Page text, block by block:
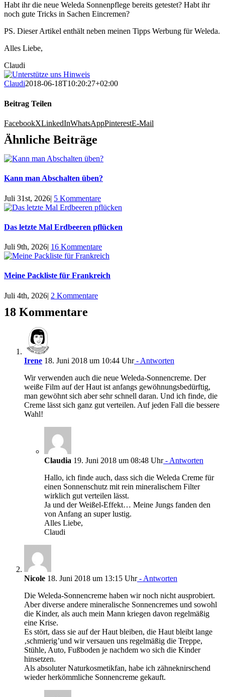
Habt ihr die neue Weleda Sonnenpflege bereits getestet? Habt ihr
noch gute Tricks in Sachen Eincremen?
PS. Dieser Artikel enthält neben meinen Tipps Werbung für Weleda.
Alles Liebe,
Claudi
Claudi2018-06-18T10:20:27+02:00
Beitrag Teilen
FacebookXLinkedInWhatsAppPinterestE-Mail
Ähnliche Beiträge
Kann man Abschalten üben?
Juli 31st, 2026| 5 Kommentare
Das letzte Mal Erdbeeren pflücken
Juli 9th, 2026| 16 Kommentare
Meine Packliste für Frankreich
Juli 4th, 2026| 2 Kommentare
18 Kommentare
Irene 18. Juni 2018 um 10:44 Uhr- Antworten
Wir verwenden auch die neue Weleda-Sonnencreme. Der
weiße Film auf der Haut ist anfangs gewöhnungsbedürftig,
man gewöhnt sich aber sehr schnell daran. Und ich finde, die
Creme lässt sich ganz gut verteilen. Auf jeden Fall die bessere
Wahl!
Claudia 19. Juni 2018 um 08:48 Uhr- Antworten
Hallo, ich finde auch, dass sich die Weleda Creme für
einen Sonnenschutz mit rein mineralischem Filter
wirklich gut verteilen lässt.
Ja und der Weißel-Effekt… Meine Jungs fanden den
von Anfang an super lustig.
Alles Liebe,
Claudi
Nicole 18. Juni 2018 um 13:15 Uhr- Antworten
Die Weleda-Sonnencreme haben wir noch nicht ausprobiert.
Aber diverse andere mineralische Sonnencremes und sowohl
die Kinder, als auch mein Mann kriegen davon regelmäßig
eine Krise.
Es stört, dass sie auf der Haut bleiben, die Haut bleibt lange
‚schmierig’und wir versauen uns regelmäßig die Treppe,
Stühle, Auto, Fußboden je nachdem wo sich die Kinder
hinsetzen.
Als absoluter Naturkosmetikfan, habe ich zähneknirschend
wieder herkömmliche Sonnencreme gekauft.